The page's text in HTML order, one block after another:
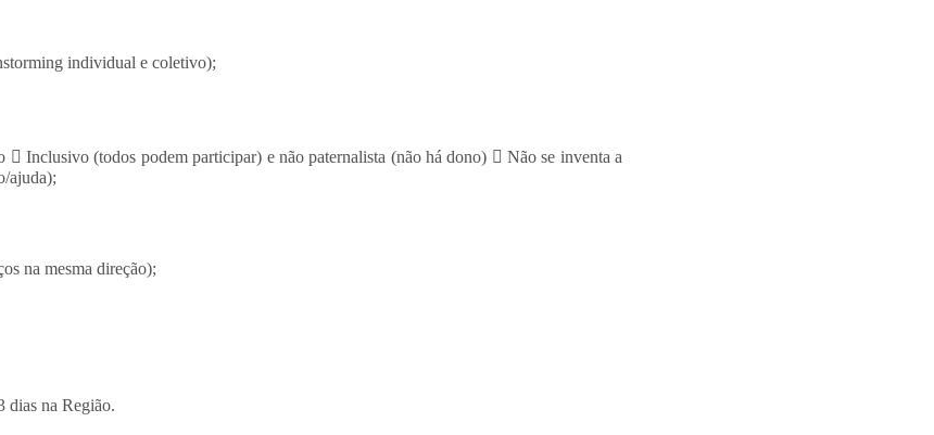
individual e coletivo);
 Inclusivo (todos podem participar) e não paternalista (não há dono)  Não se inventa a
ajuda);
na mesma direção);
dias na Região.